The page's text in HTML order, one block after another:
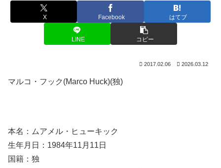
X Facebook はてブ
LINE コピー
2017.02.06 2026.03.12
マルコ・フック(Marco Huck)(独)
本名：ムアメル・ヒューキック
生年月日：1984年11月11日
国籍：独